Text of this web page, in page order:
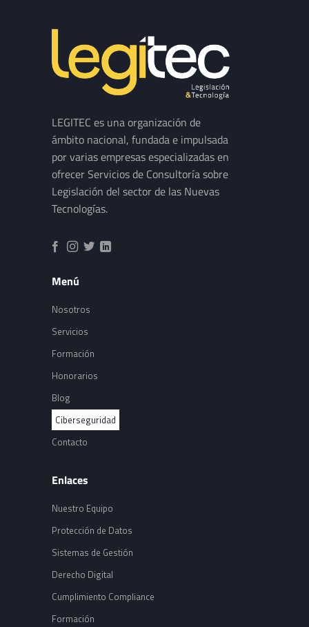
LEGITEC es una organización de
ámbito nacional, fundada e impulsada
por varias empresas especializadas en
ofrecer Servicios de Consultoría sobre
Legislación del sector de las Nuevas
Tecnologías.
Menú
Nosotros
Servicios
Formación
Honorarios
Blog
Ciberseguridad
Contacto
Enlaces
Nuestro Equipo
Protección de Datos
Sistemas de Gestión
Derecho Digital
Cumplimiento Compliance
Formación